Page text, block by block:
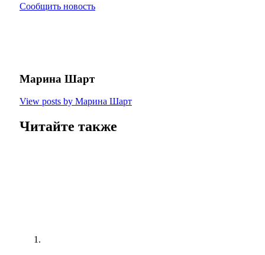
Сообщить новость
Марина Шарт
View posts by Марина Шарт
Читайте также